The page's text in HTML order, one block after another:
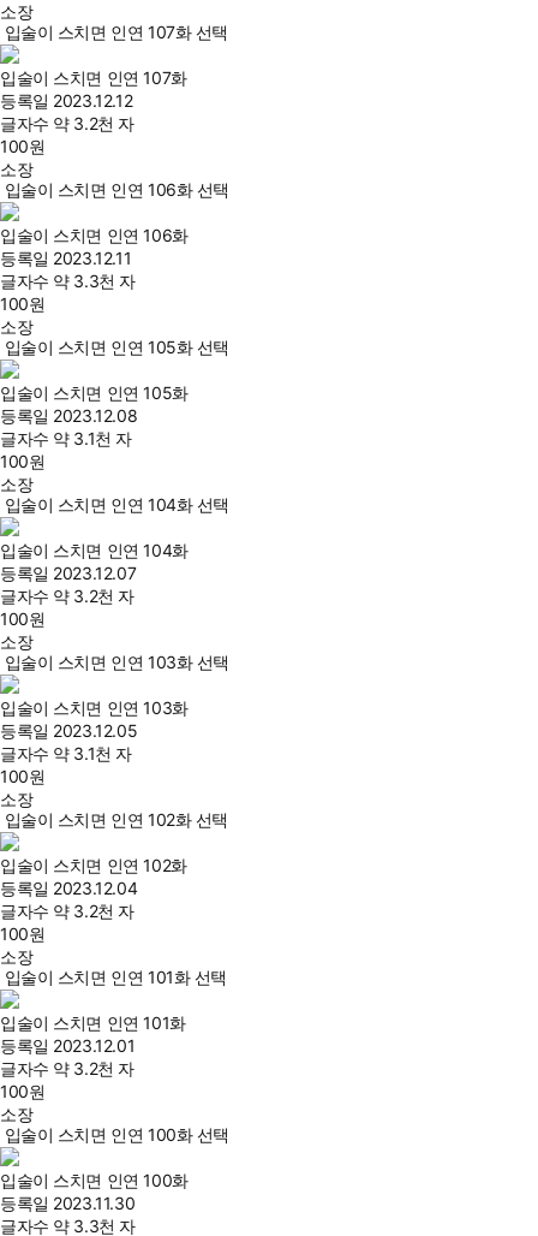
소장
입술이 스치면 인연 107화 선택
입술이 스치면 인연 107화
등록일 2023.12.12
글자수 약 3.2천 자
100원
소장
입술이 스치면 인연 106화 선택
입술이 스치면 인연 106화
등록일 2023.12.11
글자수 약 3.3천 자
100원
소장
입술이 스치면 인연 105화 선택
입술이 스치면 인연 105화
등록일 2023.12.08
글자수 약 3.1천 자
100원
소장
입술이 스치면 인연 104화 선택
입술이 스치면 인연 104화
등록일 2023.12.07
글자수 약 3.2천 자
100원
소장
입술이 스치면 인연 103화 선택
입술이 스치면 인연 103화
등록일 2023.12.05
글자수 약 3.1천 자
100원
소장
입술이 스치면 인연 102화 선택
입술이 스치면 인연 102화
등록일 2023.12.04
글자수 약 3.2천 자
100원
소장
입술이 스치면 인연 101화 선택
입술이 스치면 인연 101화
등록일 2023.12.01
글자수 약 3.2천 자
100원
소장
입술이 스치면 인연 100화 선택
입술이 스치면 인연 100화
등록일 2023.11.30
글자수 약 3.3천 자